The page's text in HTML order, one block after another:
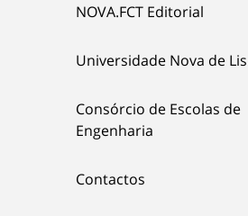
NOVA.FCT Editorial
Universidade Nova de
Consórcio de Escolas de
Engenharia
Contactos